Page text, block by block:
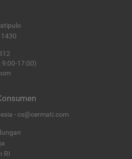
9:00-17:00)
- cs@cermati.com
RI